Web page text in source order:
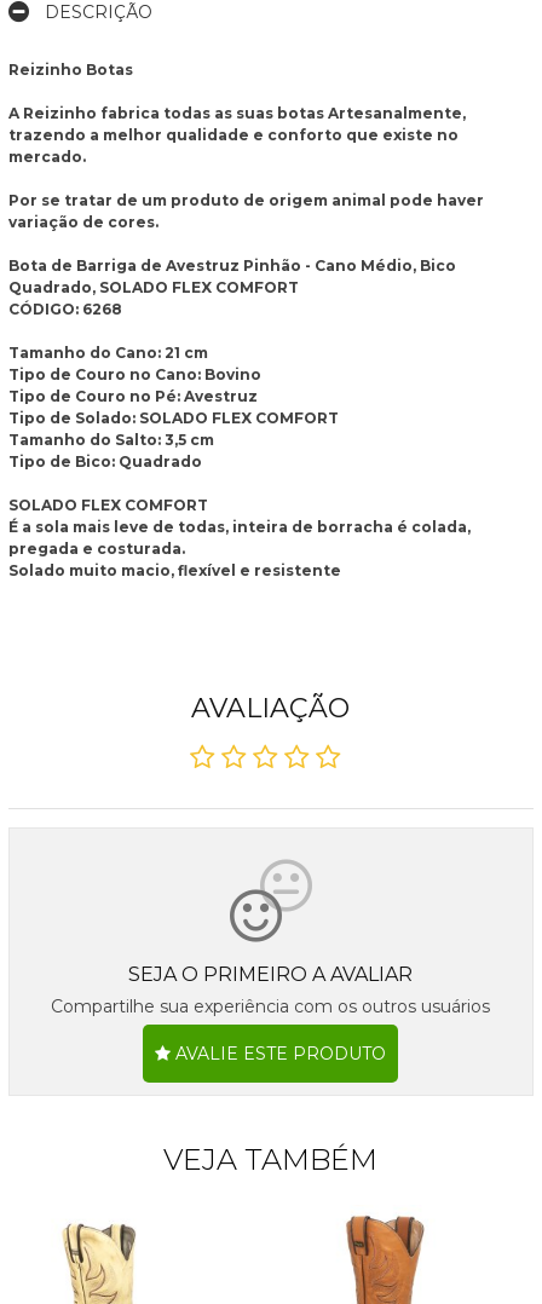
DESCRIÇÃO
Reizinho Botas
A Reizinho fabrica todas as suas botas Artesanalmente,
trazendo a melhor qualidade e conforto que existe no
mercado.
Por se tratar de um produto de origem animal pode haver
variação de cores.
Bota de Barriga de Avestruz Pinhão - Cano Médio, Bico
Quadrado, SOLADO FLEX COMFORT
CÓDIGO: 6268
Tamanho do Cano: 21 cm
Tipo de Couro no Cano: Bovino
Tipo de Couro no Pé: Avestruz
Tipo de Solado: ​SOLADO FLEX COMFORT
Tamanho do Salto: 3,5 cm
Tipo de Bico: Quadrado
SOLADO FLEX COMFORT
É a sola mais leve de todas, inteira de borracha é colada,
pregada e costurada.
Solado muito macio, flexível e resistente
AVALIAÇÃO
SEJA O PRIMEIRO A AVALIAR
Compartilhe sua experiência com os outros usuários
AVALIE ESTE PRODUTO
VEJA TAMBÉM